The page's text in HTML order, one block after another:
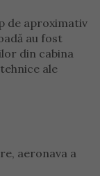
de aproximativ
au fost
din cabina
ale
aeronava a